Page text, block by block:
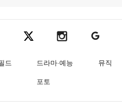
TV
시아 페이스북텐아시아 엑스텐아시아 인스타그램
텐아시아
드 드라마·예능
뮤직
포토